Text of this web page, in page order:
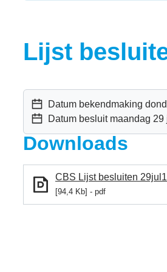
Lijst
Datum bekendmaking
Datum besluitmaandag 29
Downloads
CBS Lijst besluiten
94,4 Kb pdf